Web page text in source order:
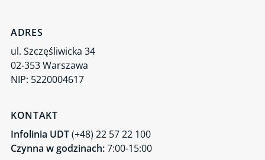
ADRES
ul. Szczęśliwicka 34
02-353 Warszawa
NIP: 5220004617
KONTAKT
Infolinia UDT(+48) 22 57 22 100
Czynna w godzinach:7:00-15:00